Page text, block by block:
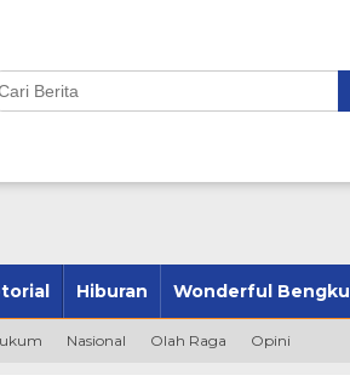
Hiburan Wonderful
Nasional Olah Raga Opini